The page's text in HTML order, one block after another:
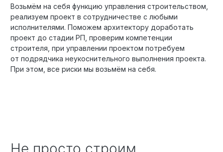
Возьмём на себя функцию управления строительством,
реализуем проект в сотрудничестве с любыми
исполнителями. Поможем архитектору доработать
проект до стадии РП, проверим компетенции
строителя, при управлении проектом потребуем
от подрядчика неукоснительного выполнения проекта.
При этом, все риски мы возьмём на себя.
Не просто строим